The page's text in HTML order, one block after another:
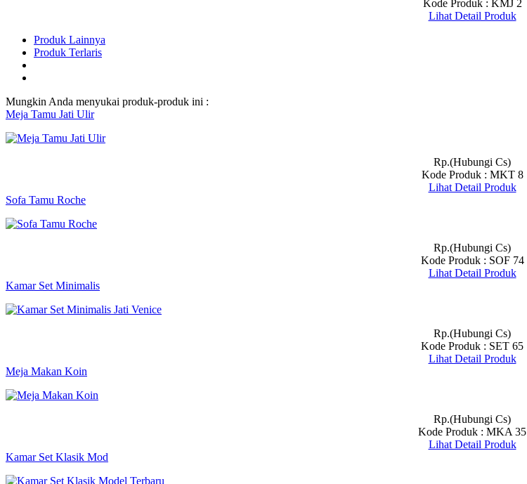
Kode Produk : KMJ 2
Lihat Detail Produk
Produk Lainnya
Produk Terlaris
Mungkin Anda menyukai produk-produk ini :
Meja Tamu Jati Ulir
Rp.(Hubungi Cs)
Kode Produk : MKT 8
Lihat Detail Produk
Sofa Tamu Roche
Rp.(Hubungi Cs)
Kode Produk : SOF 74
Lihat Detail Produk
Kamar Set Minimalis
Rp.(Hubungi Cs)
Kode Produk : SET 65
Lihat Detail Produk
Meja Makan Koin
Rp.(Hubungi Cs)
Kode Produk : MKA 35
Lihat Detail Produk
Kamar Set Klasik Mod